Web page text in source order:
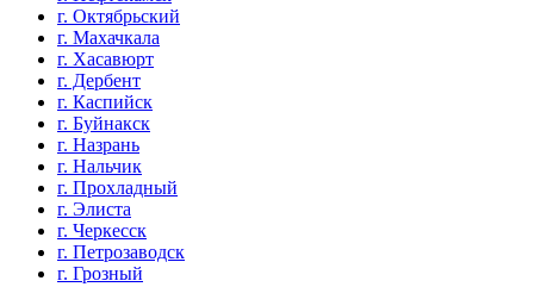
г. Октябрьский
г. Махачкала
г. Хасавюрт
г. Дербент
г. Каспийск
г. Буйнакск
г. Назрань
г. Нальчик
г. Прохладный
г. Элиста
г. Черкесск
г. Петрозаводск
г. Грозный